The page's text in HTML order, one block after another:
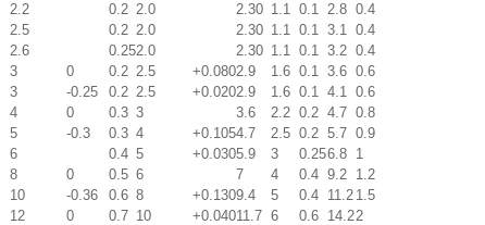
2.2 0.2 2.0 2.30 1.1 0.1 2.8 0.4
2.5 0.2 2.0 2.30 1.1 0.1 3.1 0.4
2.6 0.252.0 2.30 1.1 0.1 3.2 0.4
3
0
-0.25
0.2 2.5
+0.080
+0.020
2.9 1.6 0.1 3.6 0.6
3 0.2 2.5 2.9 1.6 0.1 4.1 0.6
4
0
-0.3
0.3 3 3.6 2.2 0.2 4.7 0.8
5 0.3 4
+0.105
+0.030
4.7 2.5 0.2 5.7 0.9
6 0.4 5 5.9 3 0.256.8 1
8
0
-0.36
0.5 6 7 4 0.4 9.2 1.2
10 0.6 8
+0.130
+0.040
9.4 5 0.4 11.2 1.5
12
0
0.7 10 11.7 6 0.6 14.22